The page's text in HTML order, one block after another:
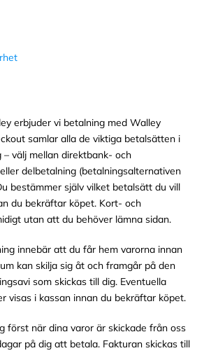
erbjuder vi betalning med Walley
samlar alla de viktiga betalsätten i
– välj mellan direktbank- och
delbetalning (betalningsalternativen
bestämmer själv vilket betalsätt du vill
du bekräftar köpet. Kort- och
utan att du behöver lämna sidan.
innebär att du får hem varorna innan
kan skilja sig åt och framgår på den
som skickas till dig. Eventuella
visas i kassan innan du bekräftar köpet.
först när dina varor är skickade från oss
på dig att betala. Fakturan skickas till